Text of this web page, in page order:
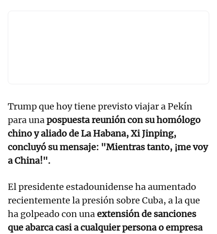
Trump que hoy tiene previsto viajar a Pekín
para unapospuesta reunión con su homólogo
chino y aliado de La Habana, Xi Jinping,
concluyó su mensaje: "Mientras tanto, ¡me voy
a China!".
El presidente estadounidense ha aumentado
recientemente la presión sobre Cuba, a la que
ha golpeado con unaextensión de sanciones
que abarca casi a cualquier persona o empresa